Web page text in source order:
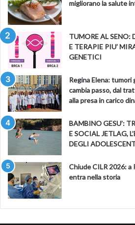
migliorano la salute
TUMORE AL SENO:
E TERAPIE PIU’
GENETICI
Regina Elena:
cambia passo, dal
alla presa in carico
BAMBINO GESU’:
E SOCIAL JETLAG,
DEGLI
Chiude CILR 2026: a
entra nella storia